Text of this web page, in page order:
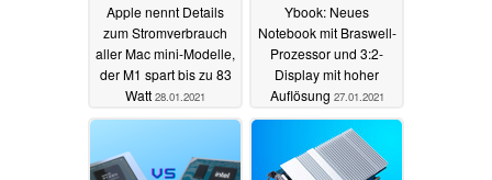
Apple nennt Details
zum Stromverbrauch
aller Mac mini-Modelle,
der M1 spart bis zu 83
Watt 28.01.2021
Ybook: Neues
Notebook mit Braswell-
Prozessor und 3:2-
Display mit hoher
Auflösung 27.01.2021